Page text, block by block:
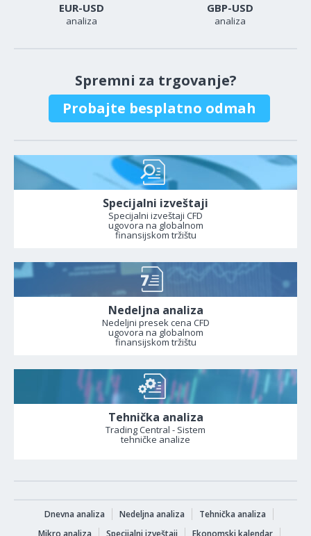
EUR-USD
analiza
GBP-USD
analiza
Spremni za trgovanje?
Probajte besplatno odmah
Specijalni izveštaji
Specijalni izveštaji CFD
ugovora na globalnom
finansijskom tržištu
Nedeljna analiza
Nedeljni presek cena CFD
ugovora na globalnom
finansijskom tržištu
Tehnička analiza
Trading Central - Sistem
tehničke analize
Dnevna analiza Nedeljna analiza
Tehnička analiza
Mikro analiza
Specijalni izveštaji Ekonomski kalendar